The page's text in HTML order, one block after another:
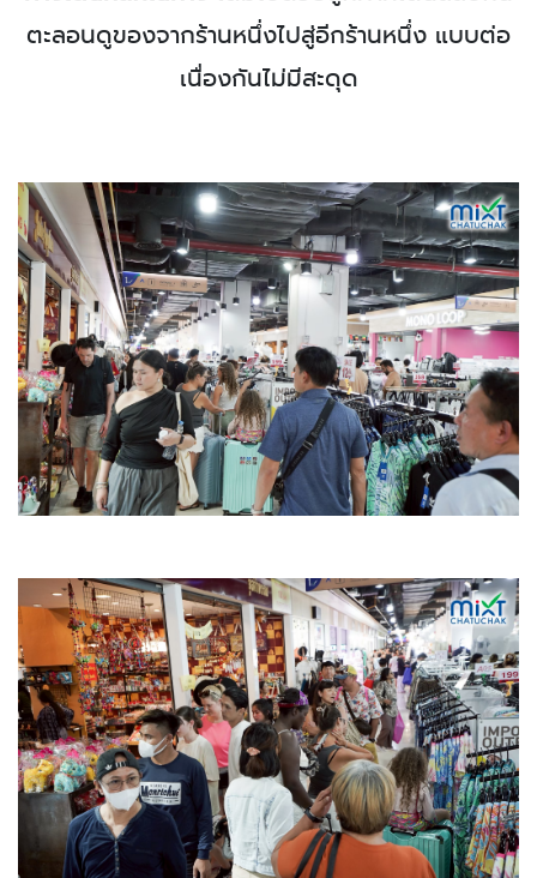
ตะลอนดูของจากร้านหนึ่งไปสู่อีกร้านหนึ่ง แบบต่อ
เนื่องกันไม่มีสะดุด